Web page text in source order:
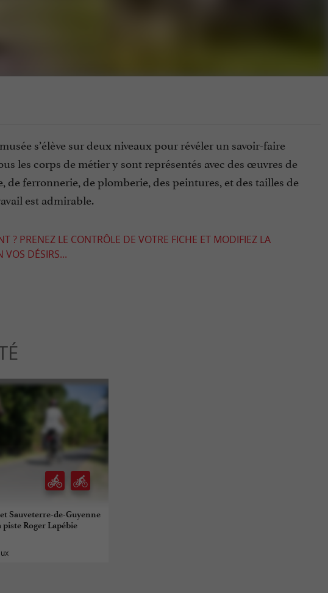
s’élève sur deux niveaux pour révéler un savoir-faire
les corps de métier y sont représentés avec des œuvres de
de ferronnerie, de plomberie, des peintures, et des tailles de
est admirable.
? PRENEZ LE CONTRÔLE DE VOTRE FICHE ET MODIFIEZ LA
VOS DÉSIRS...
Sauveterre-de-Guyenne
piste Roger Lapébie